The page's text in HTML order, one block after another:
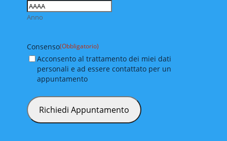
Anno
Consenso(Obbligatorio)
Acconsento al trattamento dei miei dati
personali e ad essere contattato per un
appuntamento